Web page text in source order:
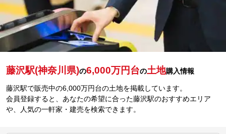
藤沢駅(神奈川県)の6,000万円台の土地購入情報
藤沢駅で販売中の6,000万円台の土地を掲載しています。
会員登録すると、あなたの希望に合った藤沢駅のおすすめエリア
や、人気の一軒家・建売を検索できます。